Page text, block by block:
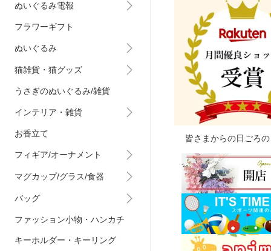
ぬいぐるみ電報
フラワーギフト
ぬいぐるみ
猫雑貨・猫グッズ
うさぎのぬいぐるみ/雑貨
インテリア・雑貨
お香立て
フィギア/オーナメント
マグカップ/グラス/食器
バッグ
ファッション小物・ハンカチ
キーホルダー・キーリング
皆さまからの日ごろの